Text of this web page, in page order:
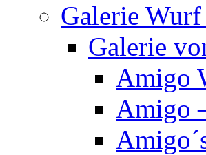
Galerie
Galerie
Amigo
Amigo